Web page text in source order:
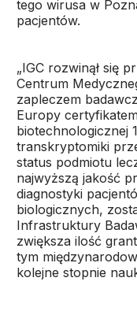
tego wirusa w
pacjentów.
„IGC rozwinął się
Centrum
zapleczem
Europy
biotechnologicznej
transkryptomiki
status podmiotu
najwyższą jakość
diagnostyki
biologicznych,
Infrastruktury
zwiększa ilość
tym
kolejne stopnie